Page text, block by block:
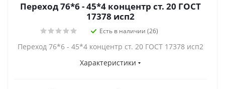
Переход 76*6 - 45*4 концентр ст. 20 ГОСТ
17378 исп2
Есть в наличии (26)
Переход 76*6 - 45*4 концентр ст. 20 ГОСТ 17378 исп2
Характеристики